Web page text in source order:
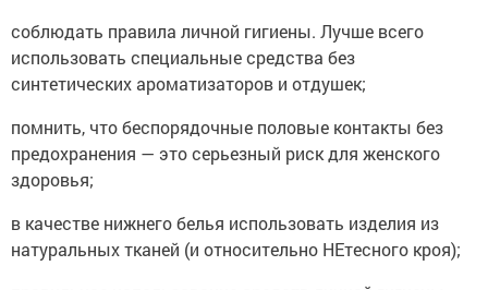
соблюдать правила личной гигиены. Лучше всего
использовать специальные средства без
синтетических ароматизаторов и отдушек;
помнить, что беспорядочные половые контакты без
предохранения — это серьезный риск для женского
здоровья;
в качестве нижнего белья использовать изделия из
натуральных тканей (и относительно НЕтесного кроя);